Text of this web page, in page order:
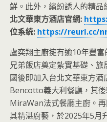
鮮。此外，繽紛誘人的精品
北文華東方酒店官網:
位系統: https://reurl.cc/
盧奕翔主廚擁有逾10年豐
兄弟飯店奠定紮實基礎、
國後即加入台北文華東方
Bencotto義大利餐廳，其
MiraWan法式餐廳主廚。
其精湛廚藝，於2025年5月